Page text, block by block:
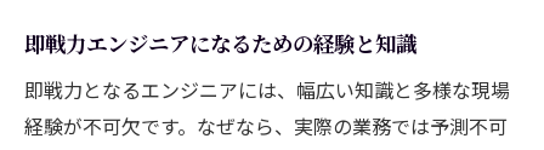
即戦力エンジニアになるための経験と知識
即戦力となるエンジニアには、幅広い知識と多様な現場
経験が不可欠です。なぜなら、実際の業務では予測不可